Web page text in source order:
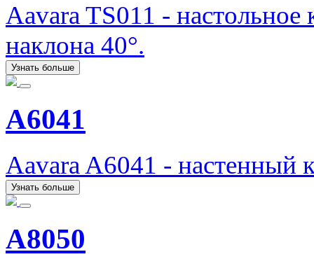
Aavara TS011 -
наклона 40°.
Узнать больше
A6041
Aavara A6041 - настенный
Узнать больше
A8050